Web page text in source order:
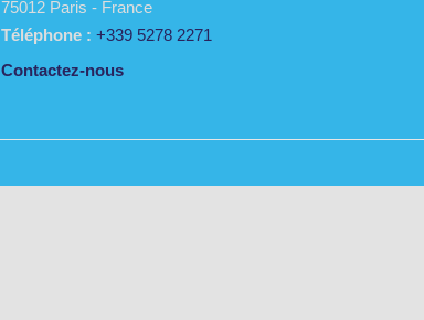
75012 Paris - France
Téléphone : +339 5278 2271
Contactez-nous